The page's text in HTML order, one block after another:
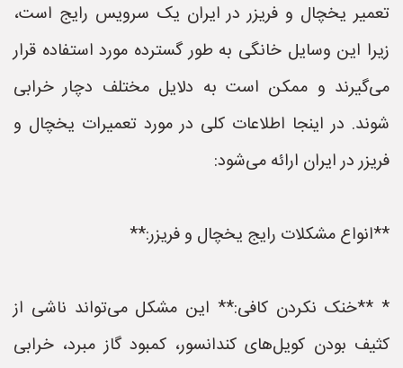
تعمیر یخچال و فریزر در ایران یک سرویس رایج است،
زیرا این وسایل خانگی به طور گسترده مورد استفاده قرار
می‌گیرند و ممکن است به دلایل مختلف دچار خرابی
شوند. در اینجا اطلاعات کلی در مورد تعمیرات یخچال و
فریزر در ایران ارائه می‌شود:
**انواع مشکلات رایج یخچال و فریزر:**
* **خنک نکردن کافی:** این مشکل می‌تواند ناشی از
کثیف بودن کویل‌های کندانسور، کمبود گاز مبرد، خرابی